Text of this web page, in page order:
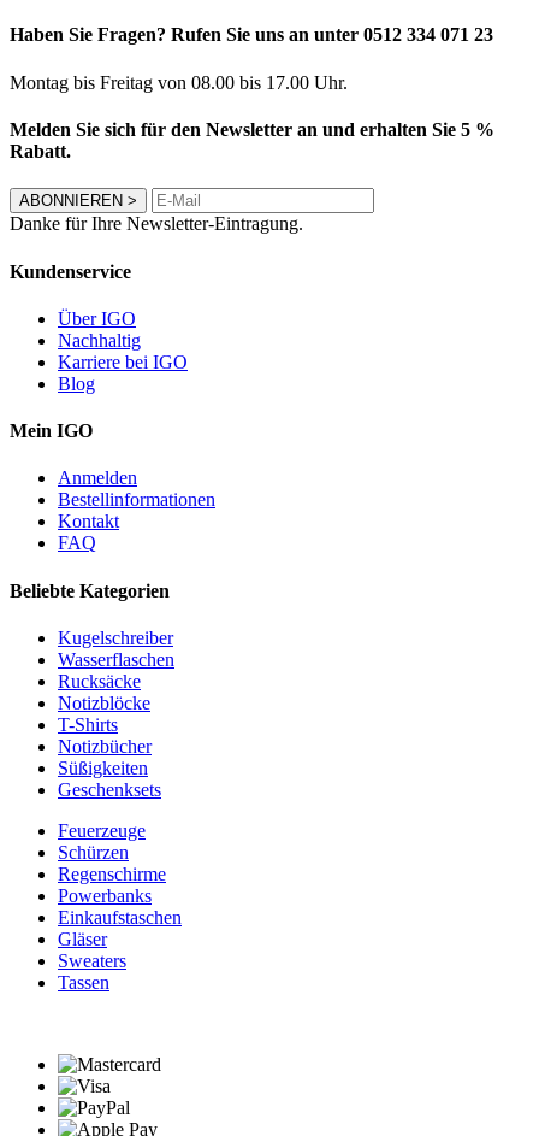
Haben Sie Fragen? Rufen Sie uns an unter 0512 334 071 23
Montag bis Freitag von 08.00 bis 17.00 Uhr.
Melden Sie sich für den Newsletter an und erhalten Sie 5 %
Rabatt.
ABONNIEREN >
Danke für Ihre Newsletter-Eintragung.
Kundenservice
Über IGO
Nachhaltig
Karriere bei IGO
Blog
Mein IGO
Anmelden
Bestellinformationen
Kontakt
FAQ
Beliebte Kategorien
Kugelschreiber
Wasserflaschen
Rucksäcke
Notizblöcke
T-Shirts
Notizbücher
Süßigkeiten
Geschenksets
Feuerzeuge
Schürzen
Regenschirme
Powerbanks
Einkaufstaschen
Gläser
Sweaters
Tassen